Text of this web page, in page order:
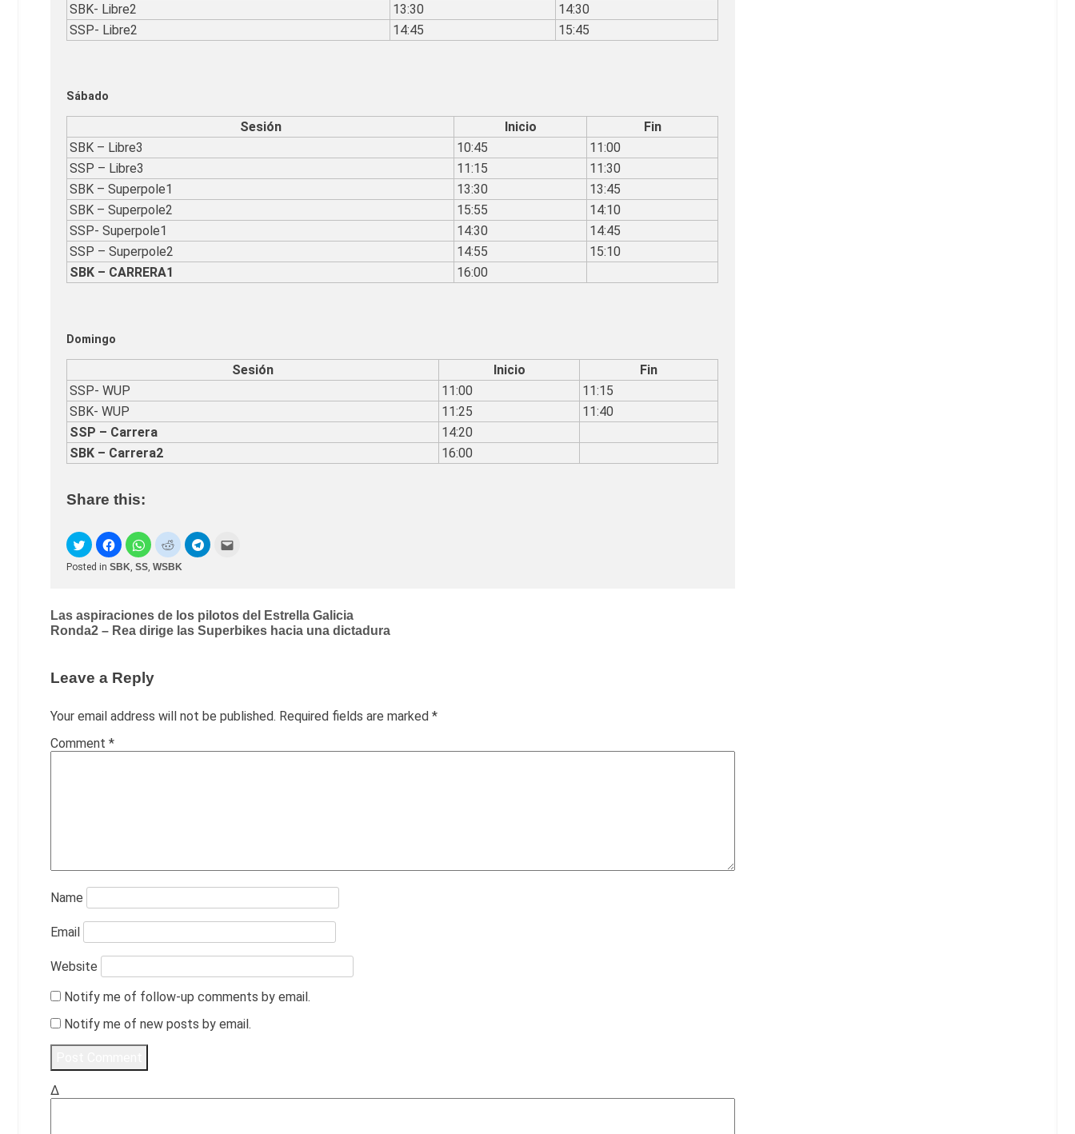
SBK- Libre2
13:30
14:30
SSP- Libre2
14:45 15:45
Sábado
Sesión Inicio
Fin
SBK – Libre3
10:45
11:00
SSP – Libre3
11:15
11:30
SBK – Superpole1
13:30
13:45
SBK – Superpole2
15:55
14:10
SSP- Superpole1
14:30
14:45
SSP – Superpole2
14:55
15:10
SBK – CARRERA1
16:00
Domingo
Sesión Inicio
Fin
SSP- WUP
11:00
11:15
SBK- WUP
11:25
11:40
SSP – Carrera
14:20
SBK – Carrera2
16:00
Share this:
Posted in SBK, SS, WSBK
Post
navigation
Las aspiraciones de los pilotos del Estrella Galicia
Ronda2 – Rea dirige las Superbikes hacia una dictadura
Leave a Reply
Your email address will not be published. Required fields are marked *
Comment *
Name
Email
Website
Notify me of follow-up comments by email.
Notify me of new posts by email.
Δ